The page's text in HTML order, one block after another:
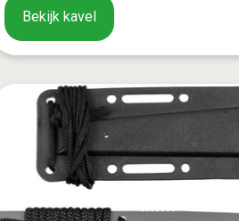
Bekijk kavel